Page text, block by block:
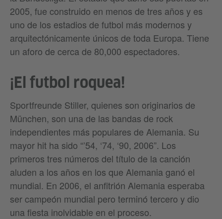
2005, fue construido en menos de tres años y es
uno de los estadios de futbol más modernos y
arquitectónicamente únicos de toda Europa. Tiene
un aforo de cerca de 80,000 espectadores.
¡El futbol roquea!
Sportfreunde Stiller, quienes son originarios de
München, son una de las bandas de rock
independientes más populares de Alemania. Su
mayor hit ha sido “’54, ‘74, ‘90, 2006”. Los
primeros tres números del título de la canción
aluden a los años en los que Alemania ganó el
mundial. En 2006, el anfitrión Alemania esperaba
ser campeón mundial pero terminó tercero y dio
una fiesta inolvidable en el proceso.